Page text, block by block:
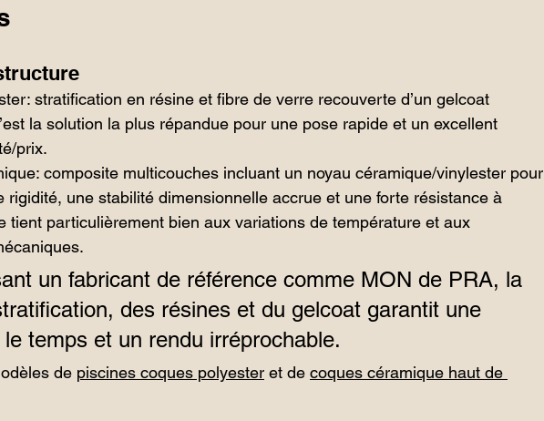
stratification en résine et fibre de verre recouverte d’un gelcoat
la solution la plus répandue pour une pose rapide et un excellent
prix.
composite multicouches incluant un noyau céramique/vinylester pour
rigidité, une stabilité dimensionnelle accrue et une forte résistance à
tient particulièrement bien aux variations de température et aux
un fabricant de référence comme MON de PRA, la
des résines et du gelcoat garantit une
temps et un rendu irréprochable.
de piscines coques polyester et de coques céramique haut de